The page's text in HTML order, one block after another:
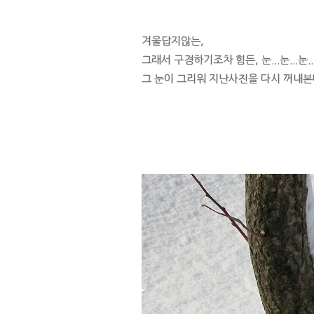
겨울답지않는,
그래서 구경하기조차 힘든, 눈...눈...눈
그 눈이 그리워 지난사진을 다시 꺼내